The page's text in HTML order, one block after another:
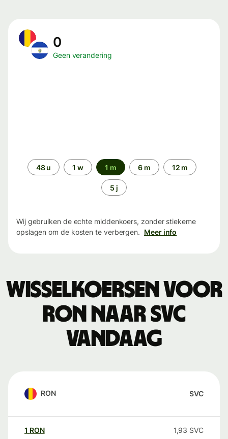
0
Geen verandering
Periode48 u 1 w 1 m 6 m 12 m
5 j
Wij gebruiken de echte middenkoers, zonder stiekeme
opslagen om de kosten te verbergen. Meer info
Wisselkoersen voor
RON naar SVC
vandaag
RON SVC
1 RON 1,93 SVC